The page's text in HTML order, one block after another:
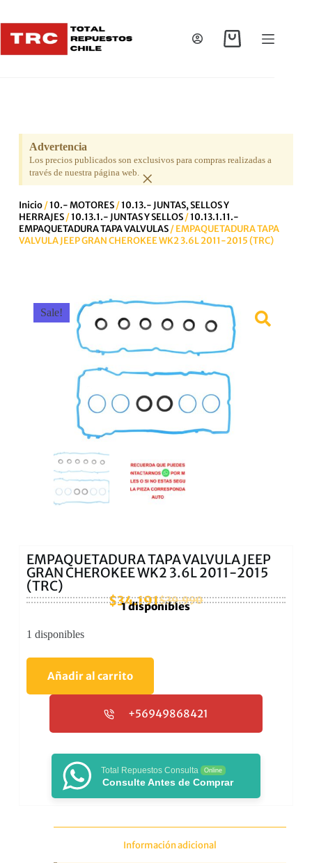
Advertencia
Los precios publicados son exclusivos para compras realizadas a
través de nuestra página web. ×
Inicio/10.- MOTORES/10.13.- JUNTAS, SELLOS Y
HERRAJES/10.13.1.- JUNTAS Y SELLOS/10.13.1.11.-
EMPAQUETADURA TAPA VALVULAS/ EMPAQUETADURA TAPA
VALVULA JEEP GRAN CHEROKEE WK2 3.6L 2011-2015 (TRC)
Sale!
EMPAQUETADURA TAPA VALVULA JEEP
GRAN CHEROKEE WK2 3.6L 2011-2015
(TRC)
$39.990
$34.191
1 disponibles
1 disponibles
Añadir al carrito
+56949868421
Total Repuestos Consulta Online
Consulte Antes de Comprar
Información adicional